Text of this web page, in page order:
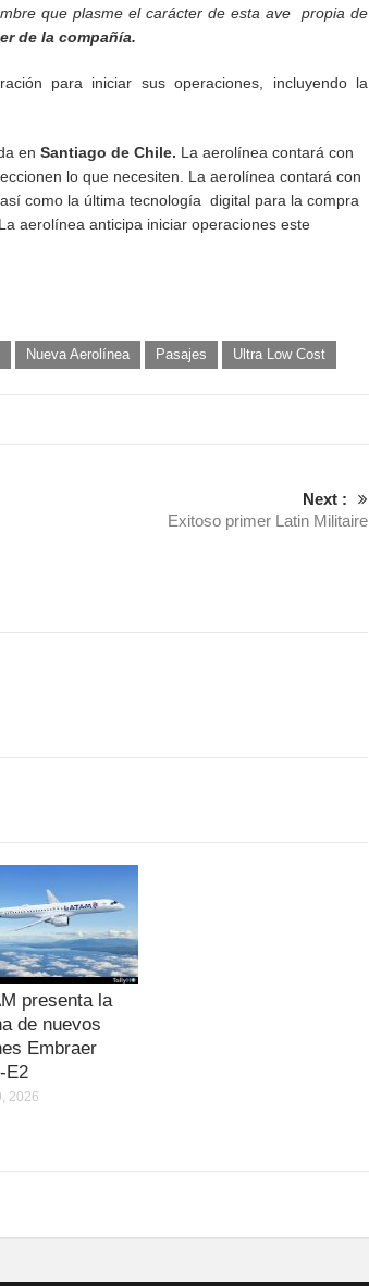
que plasme el carácter de esta ave propia de
de la compañía.
para iniciar sus operaciones, incluyendo la
en Santiago de Chile. La aerolínea contará con
lo que necesiten. La aerolínea contará con
como la última tecnología digital para la compra
aerolínea anticipa iniciar operaciones este
Nueva Aerolínea Pasajes Ultra Low Cost
Next :
Exitoso primer Latin Militaire
presenta la
de nuevos
Embraer
E2
2026